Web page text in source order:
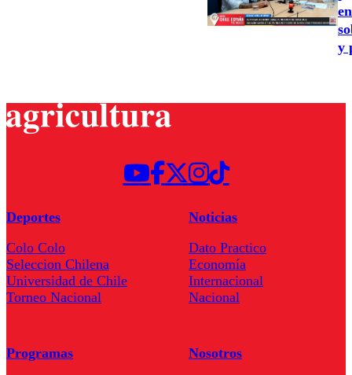
y
Deportes
Colo Colo
Seleccion Chilena
Universidad de Chile
Torneo Nacional
Noticias
Dato Practico
Economía
Internacional
Nacional
Programas
Nosotros